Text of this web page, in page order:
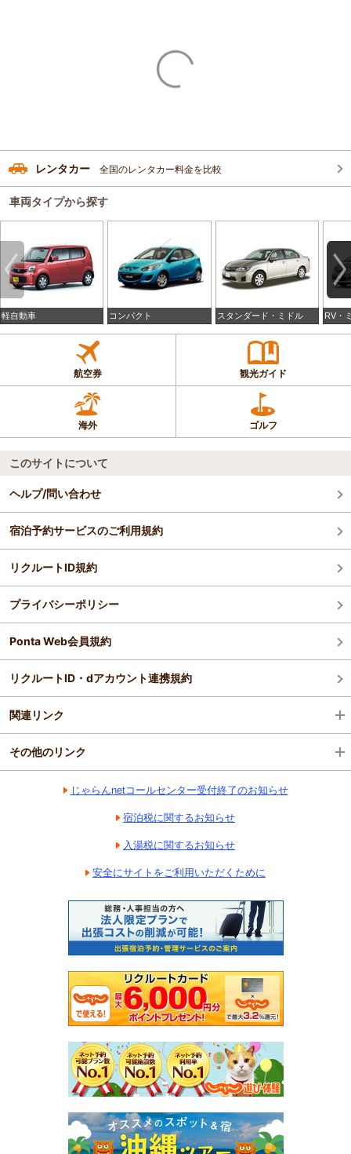
レンタカー 全国のレンタカー料金を比較
車両タイプから探す
軽自動車 コンパクト スタンダード・ミドル RV・
航空券 観光ガイド
海外 ゴルフ
このサイトについて
ヘルプ/問い合わせ
宿泊予約サービスのご利用規約
リクルートID規約
プライバシーポリシー
Ponta Web会員規約
リクルートID・dアカウント連携規約
関連リンク
その他のリンク
じゃらんnetコールセンター受付終了のお知らせ
宿泊税に関するお知らせ
入湯税に関するお知らせ
安全にサイトをご利用いただくために